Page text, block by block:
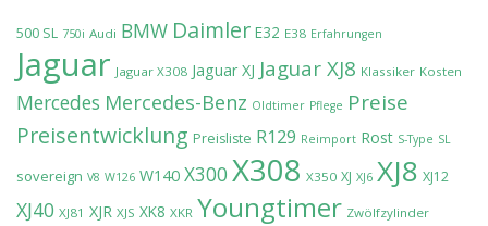
500 SL 750i Audi BMW Daimler E32 E38 Erfahrungen
Jaguar Jaguar X308 Jaguar XJ Jaguar XJ8 Klassiker Kosten
Mercedes Mercedes-Benz Oldtimer Pflege Preise
Preisentwicklung Preisliste R129 Reimport Rost S-Type SL
sovereign V8 W126 W140 X300 X308 X350 XJ XJ6 XJ8 XJ12
XJ40 XJ81 XJR XJS XK8 XKR Youngtimer Zwölfzylinder